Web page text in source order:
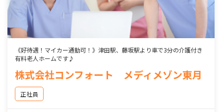
《好待遇！マイカー通勤可！》津田駅、藤坂駅より車で3分の介護付き
有料老人ホームです♪
株式会社コンフォート メディメゾン東月
正社員